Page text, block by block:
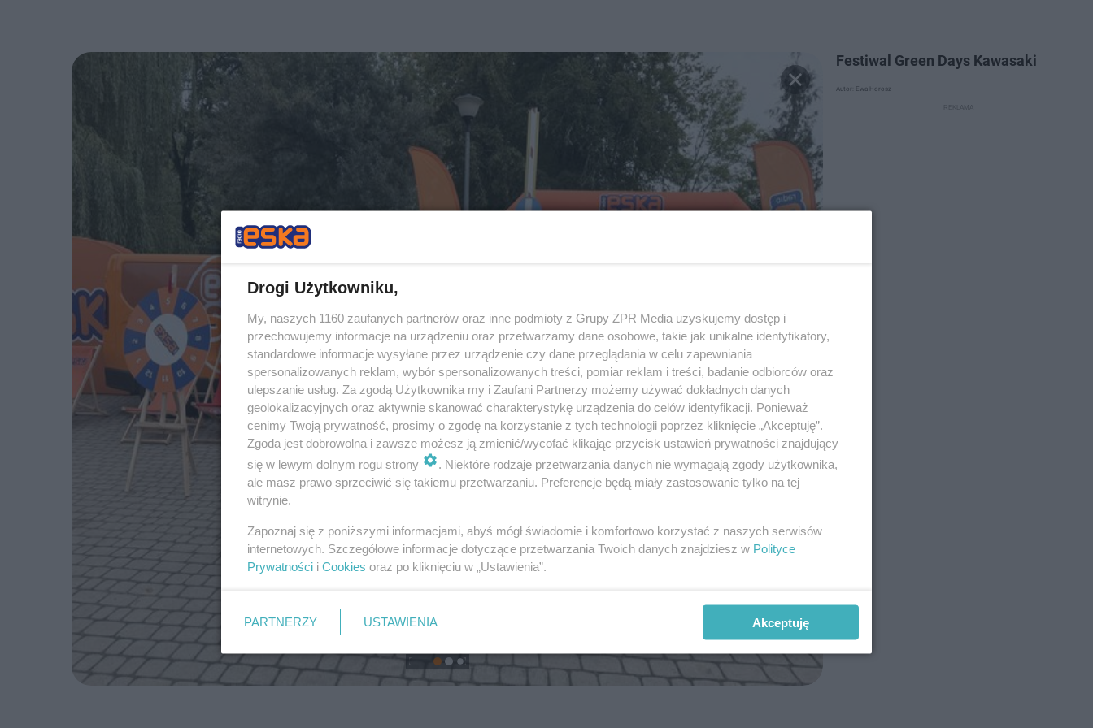
Festiwal Green Days Kawasaki
Autor: Ewa Horosz
Drogi Użytkowniku,
My, naszych 1160 zaufanych partnerów oraz inne podmioty z Grupy ZPR Media uzyskujemy dostęp i
przechowujemy informacje na urządzeniu oraz przetwarzamy dane osobowe, takie jak unikalne identyfikatory,
standardowe informacje wysyłane przez urządzenie czy dane przeglądania w celu zapewniania
spersonalizowanych reklam, wybór spersonalizowanych treści, pomiar reklam i treści, badanie odbiorców oraz
ulepszanie usług. Za zgodą Użytkownika my i Zaufani Partnerzy możemy używać dokładnych danych
geolokalizacyjnych oraz aktywnie skanować charakterystykę urządzenia do celów identyfikacji. Ponieważ
cenimy Twoją prywatność, prosimy o zgodę na korzystanie z tych technologii poprzez kliknięcie „Akceptuję”.
Zgoda jest dobrowolna i zawsze możesz ją zmienić/wycofać klikając przycisk ustawień prywatności znajdujący
się w lewym dolnym rogu strony
. Niektóre rodzaje przetwarzania danych nie wymagają zgody użytkownika,
ale masz prawo sprzeciwić się takiemu przetwarzaniu. Preferencje będą miały zastosowanie tylko na tej
witrynie.
Zapoznaj się z poniższymi informacjami, abyś mógł świadomie i komfortowo korzystać z naszych serwisów
internetowych. Szczegółowe informacje dotyczące przetwarzania Twoich danych znajdziesz w Polityce
Prywatności i Cookies oraz po kliknięciu w „Ustawienia”.
PARTNERZY USTAWIENIA Akceptuję